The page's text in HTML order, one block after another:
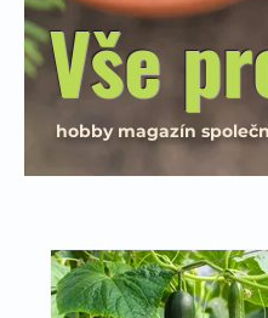
Vše
hobby magazín